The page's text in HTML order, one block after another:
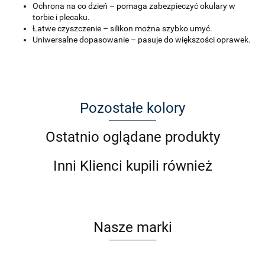
Ochrona na co dzień – pomaga zabezpieczyć okulary w
torbie i plecaku.
Łatwe czyszczenie – silikon można szybko umyć.
Uniwersalne dopasowanie – pasuje do większości oprawek.
Pozostałe kolory
Ostatnio oglądane produkty
Inni Klienci kupili również
Nasze marki